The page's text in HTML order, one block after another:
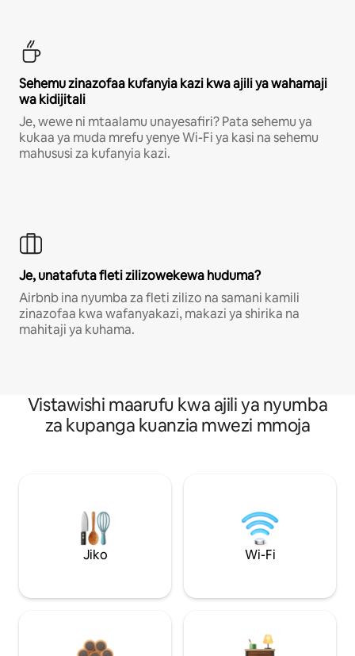
Sehemu zinazofaa kufanyia kazi kwa ajili ya wahamaji
wa kidijitali
Je, wewe ni mtaalamu unayesafiri? Pata sehemu ya
kukaa ya muda mrefu yenye Wi-Fi ya kasi na sehemu
mahususi za kufanyia kazi.
Je, unatafuta fleti zilizowekewa huduma?
Airbnb ina nyumba za fleti zilizo na samani kamili
zinazofaa kwa wafanyakazi, makazi ya shirika na
mahitaji ya kuhama.
Vistawishi maarufu kwa ajili ya nyumba
za kupanga kuanzia mwezi mmoja
Jiko Wi-Fi